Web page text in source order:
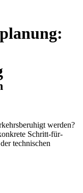
werden?
Schritt-für-
technischen